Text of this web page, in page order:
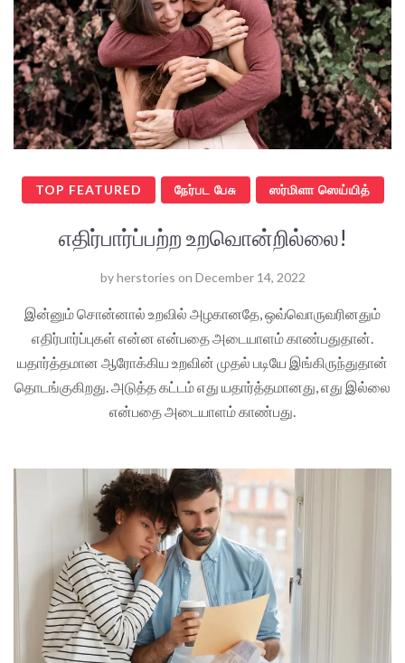
TOP FEATURED நேர்பட பேசு ஸர்மிளா ஸெய்யித்
எதிர்பார்ப்பற்ற உறவொன்றில்லை!
byherstories on December 14, 2022
இன்னும் சொன்னால் உறவில் அழகானதே, ஒவ்வொருவரினதும்
எதிர்பார்ப்புகள் என்ன என்பதை அடையாளம் காண்பதுதான்.
யதார்த்தமான ஆரோக்கிய உறவின் முதல் படியே இங்கிருந்துதான்
தொடங்குகிறது. அடுத்த கட்டம் எது யதார்த்தமானது, எது இல்லை
என்பதை அடையாளம் காண்பது.